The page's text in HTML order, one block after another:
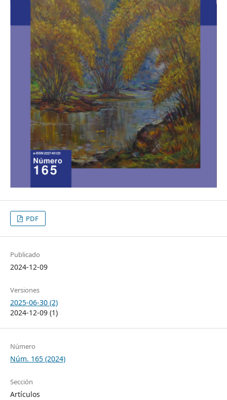
PDF
Publicado
2024-12-09
Versiones
2025-06-30 (2)
2024-12-09 (1)
Número
Núm. 165 (2024)
Sección
Artículos